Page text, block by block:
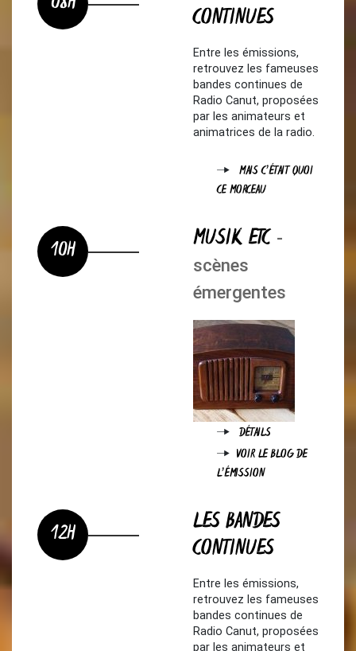
CONTINUES
Entre les émissions,
retrouvez les fameuses
bandes continues de
Radio Canut, proposées
par les animateurs et
animatrices de la radio.
MAIS C'ÉTAIT QUOI
CE MORCEAU
10H MUSIK ETC -
scènes
émergentes
DÉTAILS
VOIR LE BLOG DE
L'ÉMISSION
12H
LES BANDES
CONTINUES
Entre les émissions,
retrouvez les fameuses
bandes continues de
Radio Canut, proposées
par les animateurs et